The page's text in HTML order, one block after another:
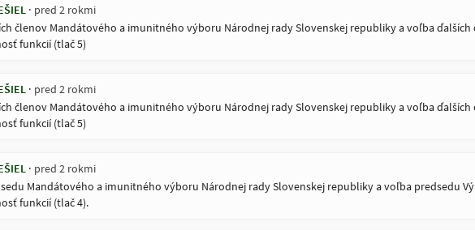
pred 2 rokmi
členov Mandátového a imunitného výboru Národnej rady Slovenskej republiky a voľba
funkcií (tlač 5)
pred 2 rokmi
členov Mandátového a imunitného výboru Národnej rady Slovenskej republiky a voľba
funkcií (tlač 5)
pred 2 rokmi
Mandátového a imunitného výboru Národnej rady Slovenskej republiky a voľba predsedu
funkcií (tlač 4).